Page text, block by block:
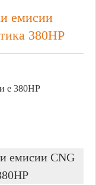
емисии
380HP
е 380HP
емисии CNG